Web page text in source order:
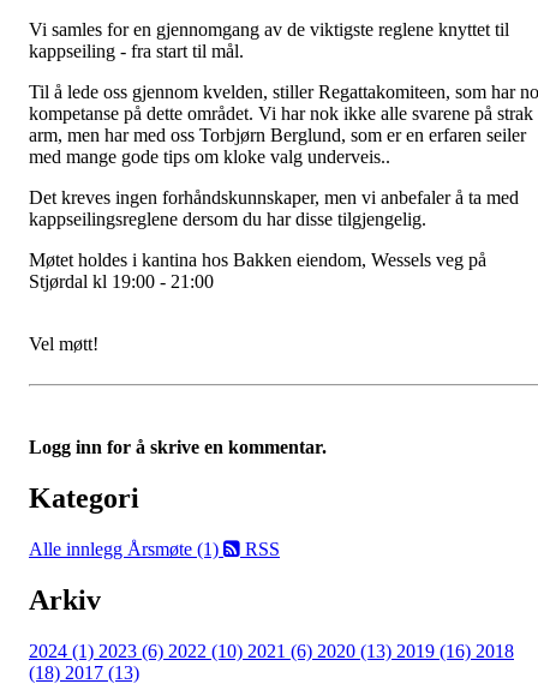
Vi samles for en gjennomgang av de viktigste reglene knyttet til
kappseiling - fra start til mål.
Til å lede oss gjennom kvelden, stiller Regattakomiteen, som har
kompetanse på dette området. Vi har nok ikke alle svarene på strak
arm, men har med oss Torbjørn Berglund, som er en erfaren seiler
med mange gode tips om kloke valg underveis..
Det kreves ingen forhåndskunnskaper, men vi anbefaler å ta med
kappseilingsreglene dersom du har disse tilgjengelig.
Møtet holdes i kantina hos Bakken eiendom, Wessels veg på
Stjørdal kl 19:00 - 21:00
Vel møtt!
Logg inn for å skrive en kommentar.
Kategori
Alle innlegg Årsmøte (1) RSS
Arkiv
2024 (1) 2023 (6) 2022 (10) 2021 (6) 2020 (13) 2019 (16) 2018
(18) 2017 (13)